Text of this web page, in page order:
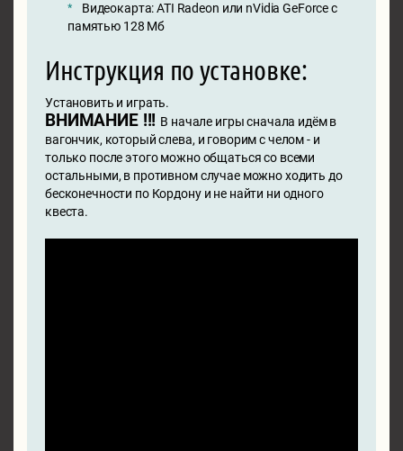
Видеокарта: ATI Radeon или nVidia GeForce с
памятью 128 Мб
Инструкция по установке:
Установить и играть.
ВНИМАНИЕ !!! В начале игры сначала идём в
вагончик, который слева, и говорим с челом - и
только после этого можно общаться со всеми
остальными, в противном случае можно ходить до
бесконечности по Кордону и не найти ни одного
квеста.